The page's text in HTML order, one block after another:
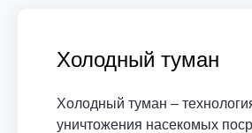
Холодный туман
Холодный туман –
уничтожения насекомых